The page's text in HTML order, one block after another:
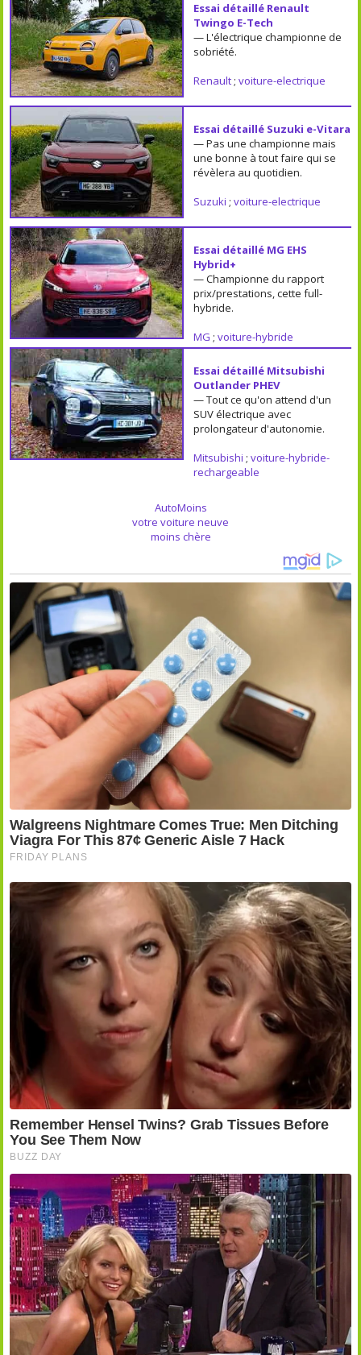
Essai détaillé Renault
Twingo E-Tech
— L'électrique championne de
sobriété.
Renault; voiture-electrique
Essai détaillé Suzuki e-Vitara
— Pas une championne mais
une bonne à tout faire qui se
révèlera au quotidien.
Suzuki ; voiture-electrique
Essai détaillé MG EHS
Hybrid+
— Championne du rapport
prix/prestations, cette full-
hybride.
MG ; voiture-hybride
Essai détaillé Mitsubishi
Outlander PHEV
— Tout ce qu'on attend d'un
SUV électrique avec
prolongateur d'autonomie.
Mitsubishi ; voiture-hybride-
rechargeable
AutoMoins
votre voiture neuve
moins chère